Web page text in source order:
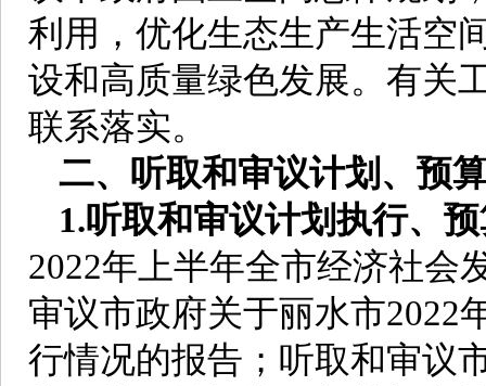
利用，优化生态生产生活空
设和高质量绿色发展。有关
联系落实。
二、听取和审议计划、预
1.听取和审议计划执行、
2022年上半年全市经济社会
审议市政府关于丽水市2022
行情况的报告；听取和审议